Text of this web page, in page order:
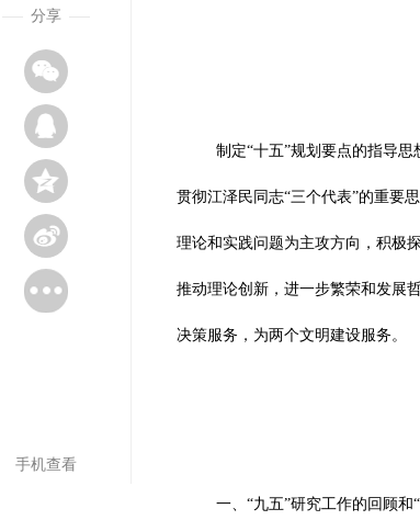
分享
手机查看
制定“十五”规划要点的指导
贯彻江泽民同志“三个代表”的重要
理论和实践问题为主攻方向，积极
推动理论创新，进一步繁荣和发展
决策服务，为两个文明建设服务。
一、“九五”研究工作的回顾和